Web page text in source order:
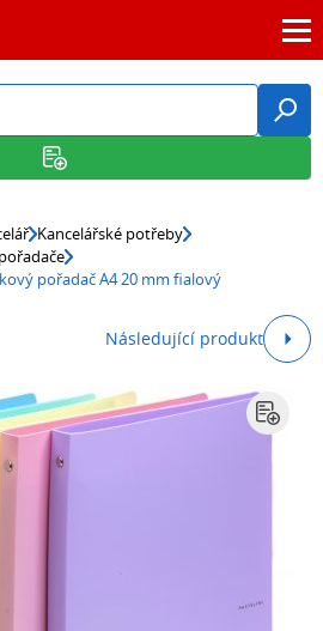
Kancelářské potřeby
pořadač A4 20 mm fialový
Následující produkt